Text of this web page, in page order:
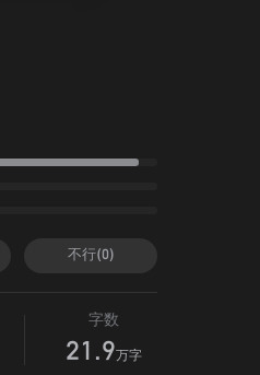
不行(0)
字数
21.9万字